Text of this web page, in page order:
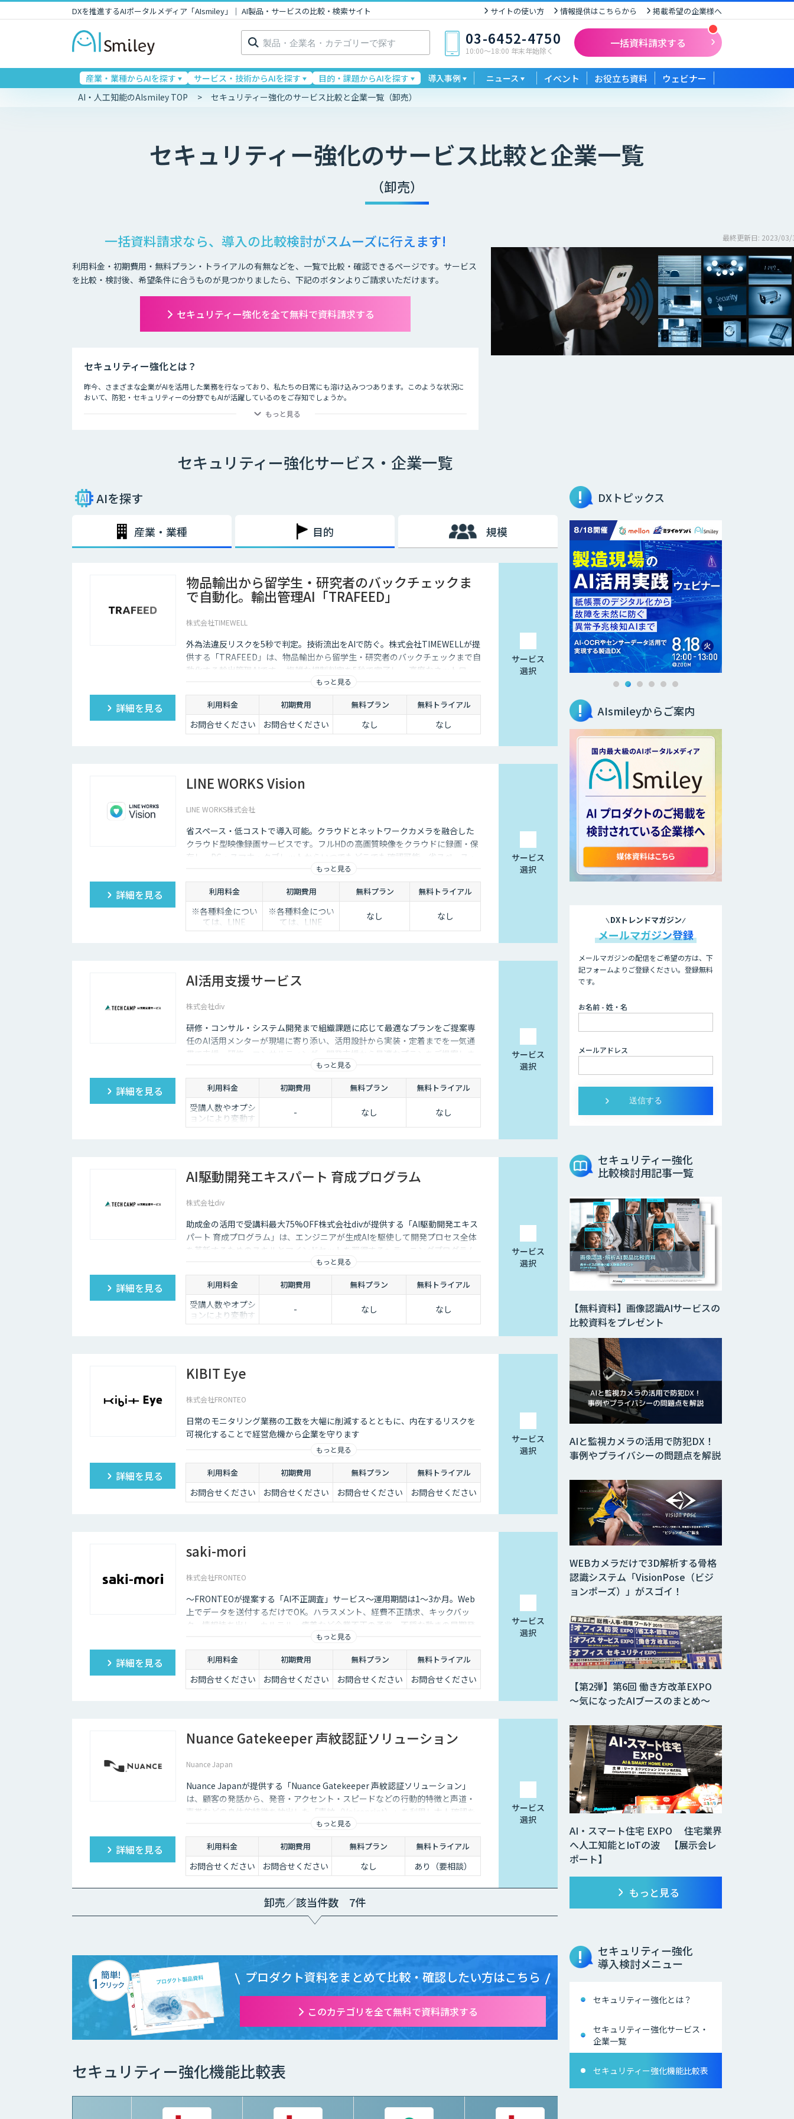
DXを推進するAIポータルメディア「AIsmiley」｜ AI製品・サービスの比較・検索サイト サイトの使い方 情報提供はこちらから 掲載希望の企業様へ
検
索: 03-6452-4750
10:00〜18:00 年末年始除く
一括資料請求する
産業・業種からAIを探す サービス・技術からAIを探す 目的・課題からAIを探す 導入事例 ニュース イベント お役立ち資料 ウェビナー
AI・人工知能のAIsmiley TOP セキュリティー強化のサービス比較と企業一覧（卸売）
セキュリティー強化のサービス比較と企業一覧
（卸売）
一括資料請求なら、導入の比較検討がスムーズに行えます!
利用料金・初期費用・無料プラン・トライアルの有無などを、一覧で比較・確認できるページです。サービス
を比較・検討後、希望条件に合うものが見つかりましたら、下記のボタンよりご請求いただけます。
セキュリティー強化を全て無料で資料請求する
最終更新日: 2023/03/
セキュリティー強化とは？
昨今、さまざまな企業がAIを活用した業務を行なっており、私たちの日常にも溶け込みつつあります。このような状況に
おいて、防犯・セキュリティーの分野でもAIが活躍しているのをご存知でしょうか。
ライブ会場に導入した顔認証システムでチケット転売を防止したり、AIでクレジットカードの不正使用を検知したりする
守る上でも、AIの導入は大きな価値をもたらしています。
もっと見る
セキュリティー強化サービス・企業一覧
AIを探す
産業・業種 目的 規模
物品輸出から留学生・研究者のバックチェックま
で自動化。輸出管理AI「TRAFEED」
株式会社TIMEWELL
外為法違反リスクを5秒で判定。技術流出をAIで防ぐ。株式会社TIMEWELLが提
供する「TRAFEED」は、物品輸出から留学生・研究者のバックチェックまで自
動化する輸出管理AIです 。複雑な規制判定を5秒で完了し 、高度なネットワー
ク分析で目に見えない流出リスクを最小化します 。
もっと見る
詳細を見る 利用料金 初期費用 無料プラン 無料トライアル
お問合せください お問合せください なし なし
サービス
選択
LINE WORKS Vision
LINE WORKS株式会社
省スペース・低コストで導入可能。クラウドとネットワークカメラを融合した
クラウド型映像録画サービスです。フルHDの高画質映像をクラウドに録画・保
存し、PC・スマホ・タブレットからいつでもどこでも確認可能。省スペース・
低コストで導入でき、安定した品質と柔軟な運用性を兼ね備えています。
もっと見る
詳細を見る 利用料金 初期費用 無料プラン 無料トライアル
※各種料金につい
ては、LINE
WORKS Visionの
※各種料金につい
ては、LINE
WORKS Visionの
なし なし
サービス
選択
AI活用支援サービス
株式会社div
研修・コンサル・システム開発まで組織課題に応じて最適なプランをご提案専
任のAI活用メンターが現場に寄り添い、活用設計から実装・定着までを一気通
貫で支援。研修・コンサルティング・開発支援から最適なプランをご提案しま
もっと見る
詳細を見る 利用料金 初期費用 無料プラン 無料トライアル
受講人数やオプシ
ョンにより変動す
るためお問い合わ
- なし なし
サービス
選択
AI駆動開発エキスパート 育成プログラム
株式会社div
助成金の活用で受講料最大75%OFF株式会社divが提供する「AI駆動開発エキス
パート 育成プログラム」は、エンジニアが生成AIを駆使して開発プロセス全体
を革新するためのスキルとマインドセットを習得するe-ラーニングプログラム
もっと見る
詳細を見る 利用料金 初期費用 無料プラン 無料トライアル
受講人数やオプシ
ョンにより変動す
るためお問い合わ
- なし なし
サービス
選択
KIBIT Eye
株式会社FRONTEO
日常のモニタリング業務の工数を大幅に削減するとともに、内在するリスクを
可視化することで経営危機から企業を守ります
もっと見る
詳細を見る 利用料金 初期費用 無料プラン 無料トライアル
お問合せください お問合せください お問合せください お問合せください
サービス
選択
saki-mori
株式会社FRONTEO
〜FRONTEOが提案する「AI不正調査」サービス〜運用期間は1～3か月。Web
上でデータを送付するだけでOK。ハラスメント、経費不正請求、キックバッ
ク、情報持ち出し、カルテル・癒着など企業不正の予兆、不穏な動きの早期発
もっと見る
詳細を見る 利用料金 初期費用 無料プラン 無料トライアル
お問合せください お問合せください お問合せください お問合せください
サービス
選択
Nuance Gatekeeper 声紋認証ソリューション
Nuance Japan
Nuance Japanが提供する「Nuance Gatekeeper 声紋認証ソリューション」
は、顧客の発話から、発音・アクセント・スピードなどの行動的特徴と声道・
声帯などの身体的特徴を抽出した「声紋（Voiceprint）」を利用し本人確認を
可能にする生体認証ソリューションです。
もっと見る
詳細を見る 利用料金 初期費用 無料プラン 無料トライアル
お問合せください お問合せください なし あり（要相談）
サービス
選択
卸売／該当件数 7件
プロダクト資料をまとめて比較・確認したい方はこちら
このカテゴリを全て無料で資料請求する
セキュリティー強化機能比較表
DXトピックス
AIsmileyからご案内
DXトレンドマガジン
メールマガジン登録
メールマガジンの配信をご希望の方は、下
記フォームよりご登録ください。登録無料
です。
お名前 - 姓・名
メールアドレス
セキュリティー強化
比較検討用記事一覧
AIと監視カメラの活用で防犯DX！
事例やプライバシーの問題点を解説
【無料資料】画像認識AIサービスの
比較資料をプレゼント
【第2弾】第6回 働き方改革EXPO
～気になったAIブースのまとめ～
AI・スマート住宅 EXPO 住宅業界
へ人工知能とIoTの波 【展示会レ
ポート】
WEBカメラだけで3D解析する骨格
認識システム「VisionPose（ビジ
ョンポーズ）」がスゴイ！
もっと見る
セキュリティー強化
導入検討メニュー
セキュリティー強化とは？
セキュリティー強化サービス・
企業一覧
セキュリティー強化機能比較表